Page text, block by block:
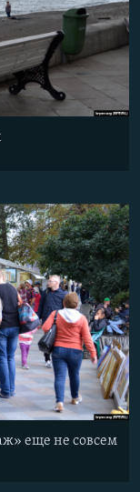
еще не совсем